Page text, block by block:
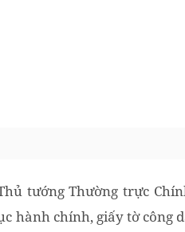
tướng Thường trực
hành chính, giấy tờ công